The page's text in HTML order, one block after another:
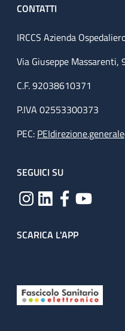
CONTATTI
IRCCS Azienda
Via Giuseppe Massarenti,
C.F. 92038610371
P.IVA 02553300373
PEC:
SEGUICI SU
SCARICA L'APP